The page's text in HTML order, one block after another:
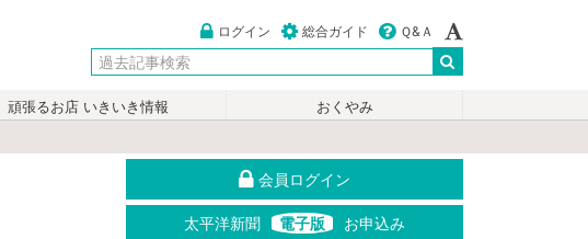
ログイン 総合ガイド Ｑ&Ａ
頑張るお店 いきいき情報
おくやみ
会員ログイン
太平洋新聞 電子版
お申込み